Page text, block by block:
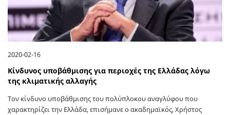
2020-02-16
Κίνδυνος υποβάθμισης για περιοχές της Ελλάδας λόγω
της κλιματικής αλλαγής
Τον κίνδυνο υποβάθμισης του πολύπλοκου αναγλύφου που
χαρακτηρίζει την Ελλάδα, επισήμανε ο ακαδημαϊκός, Χρήστος